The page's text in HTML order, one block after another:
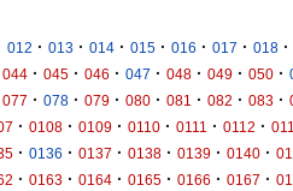
012 · 013 · 014 · 015 · 016 · 017 · 018 ·
044 · 045 · 046 · 047 · 048 · 049 · 050 ·
077 · 078 · 079 · 080 · 081 · 082 · 083 ·
· 0108 · 0109 · 0110 · 0111 · 0112 ·
· 0136 · 0137 · 0138 · 0139 · 0140 ·
· 0163 · 0164 · 0165 · 0166 · 0167 ·